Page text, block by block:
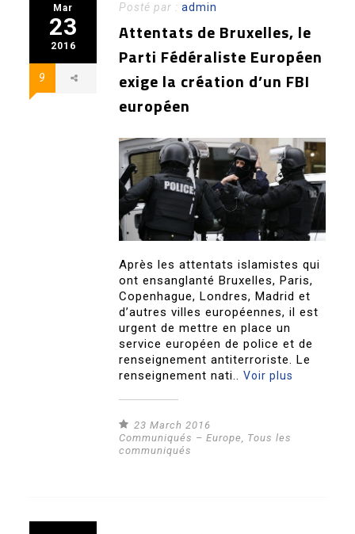
Mar
23
2016
9
Posté par :admin
Attentats de Bruxelles, le
Parti Fédéraliste Européen
exige la création d’un FBI
européen
Après les attentats islamistes qui
ont ensanglanté Bruxelles, Paris,
Copenhague, Londres, Madrid et
d’autres villes européennes, il est
urgent de mettre en place un
service européen de police et de
renseignement antiterroriste. Le
renseignement nati..Voir plus
23 March 2016
Communiqués – Europe, Tous les
communiqués